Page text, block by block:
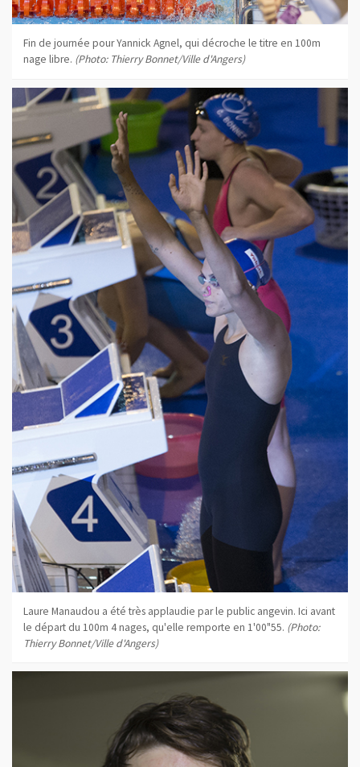
Fin de journée pour Yannick Agnel, qui décroche le titre en 100m
nage libre. (Photo: Thierry Bonnet/Ville d'Angers)
Laure Manaudou a été très applaudie par le public angevin. Ici avant
le départ du 100m 4 nages, qu'elle remporte en 1'00"55. (Photo:
Thierry Bonnet/Ville d'Angers)